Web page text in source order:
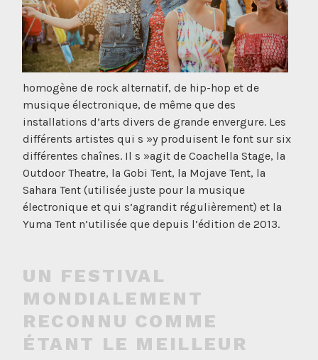
homogène de rock alternatif, de hip-hop et de
musique électronique, de même que des
installations d’arts divers de grande envergure. Les
différents artistes qui s »y produisent le font sur six
différentes chaînes. Il s »agit de Coachella Stage, la
Outdoor Theatre, la Gobi Tent, la Mojave Tent, la
Sahara Tent (utilisée juste pour la musique
électronique et qui s’agrandit régulièrement) et la
Yuma Tent n’utilisée que depuis l’édition de 2013.
UN FESTIVAL
MONDIALEMENT
RECONNU COMME
ÉTANT LE MEILLEUR